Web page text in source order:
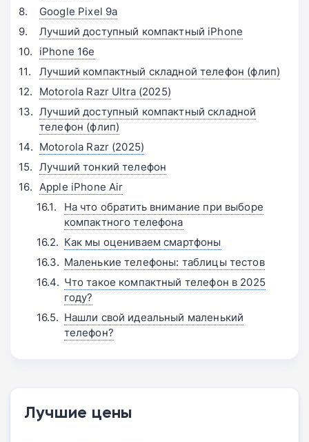
Google Pixel 9a
Лучший доступный компактный iPhone
iPhone 16e
Лучший компактный складной телефон (флип)
Motorola Razr Ultra (2025)
Лучший доступный компактный складной
телефон (флип)
Motorola Razr (2025)
Лучший тонкий телефон
Apple iPhone Air
На что обратить внимание при выборе
компактного телефона
Как мы оцениваем смартфоны
Маленькие телефоны: таблицы тестов
Что такое компактный телефон в 2025
году?
Нашли свой идеальный маленький
телефон?
Лучшие цены